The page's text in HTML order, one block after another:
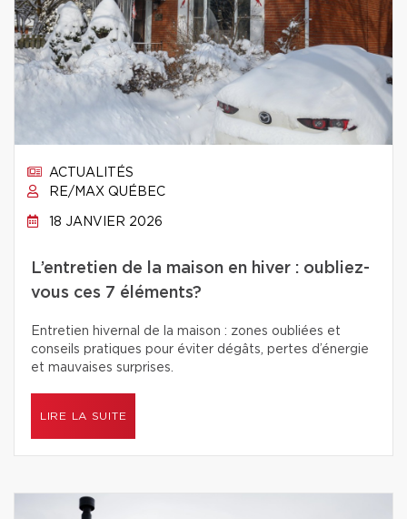
ACTUALITÉS
RE/MAX QUÉBEC
18 JANVIER 2026
L’entretien de la maison en hiver : oubliez-
vous ces 7 éléments?
Entretien hivernal de la maison : zones oubliées et
conseils pratiques pour éviter dégâts, pertes d’énergie
et mauvaises surprises.
LIRE LA SUITE